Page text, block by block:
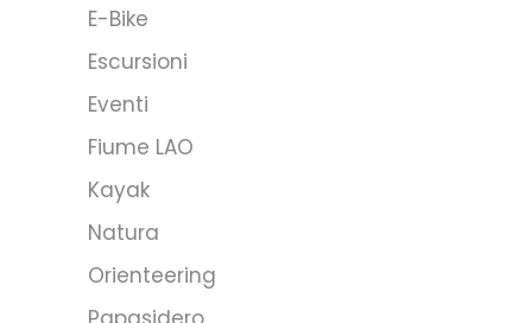
E-Bike
Escursioni
Eventi
Fiume LAO
Kayak
Natura
Orienteering